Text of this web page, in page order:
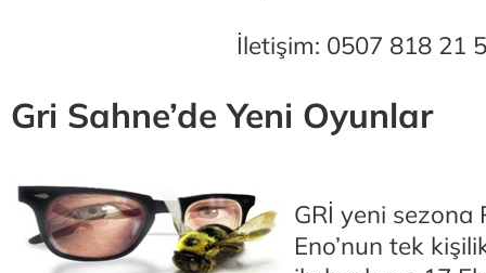
İletişim: 0507 818 21
Gri Sahne’de Yeni Oyunlar
GRİ yeni sezona
Eno’nun tek